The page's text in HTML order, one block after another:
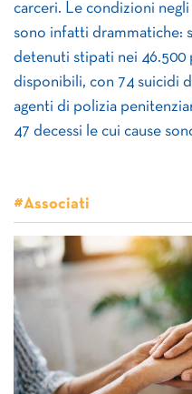
carceri. Le condizioni
sono infatti drammatiche:
detenuti stipati nei
disponibili, con 74 suicidi
agenti di polizia
47 decessi le cui cause
#Associati